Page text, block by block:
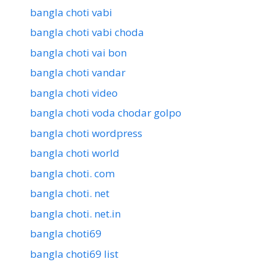
bangla choti vabi
bangla choti vabi choda
bangla choti vai bon
bangla choti vandar
bangla choti video
bangla choti voda chodar golpo
bangla choti wordpress
bangla choti world
bangla choti. com
bangla choti. net
bangla choti. net.in
bangla choti69
bangla choti69 list